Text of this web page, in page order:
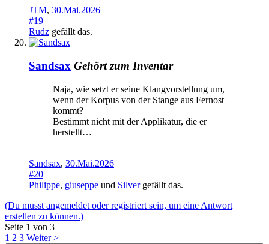
JTM, 30.Mai.2026
#19
Rudz gefällt das.
Sandsax Gehört zum Inventar
Naja, wie setzt er seine Klangvorstellung um,
wenn der Korpus von der Stange aus Fernost
kommt?
Bestimmt nicht mit der Applikatur, die er
herstellt…
Sandsax, 30.Mai.2026
#20
Philippe, giuseppe und Silvergefällt das.
(Du musst angemeldet oder registriert sein, um eine Antwort
erstellen zu können.)
Seite 1 von 3
1 2 3 Weiter >